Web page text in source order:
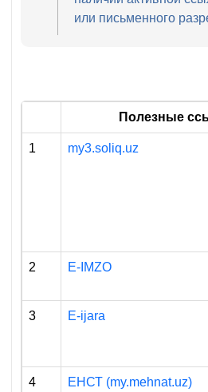
или письменного
Полезные
1 my3.soliq.uz
2 E-IMZO
3 E-ijara
4 ЕНСТ (my.mehnat.uz)